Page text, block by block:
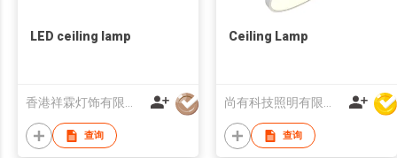
LED ceiling lamp
查询
Ceiling Lamp
查询